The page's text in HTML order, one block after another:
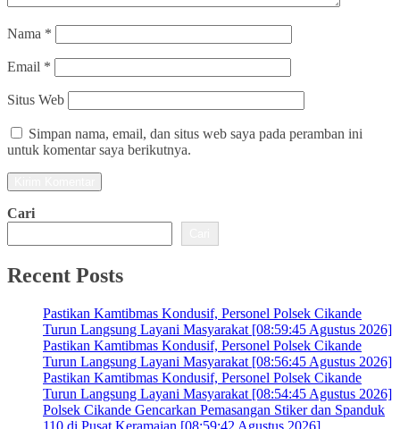
Nama *
Email *
Situs Web
Simpan nama, email, dan situs web saya pada peramban ini
untuk komentar saya berikutnya.
Cari
Recent Posts
Pastikan Kamtibmas Kondusif, Personel Polsek Cikande
Turun Langsung Layani Masyarakat [08:59:45 Agustus 2026]
Pastikan Kamtibmas Kondusif, Personel Polsek Cikande
Turun Langsung Layani Masyarakat [08:56:45 Agustus 2026]
Pastikan Kamtibmas Kondusif, Personel Polsek Cikande
Turun Langsung Layani Masyarakat [08:54:45 Agustus 2026]
Polsek Cikande Gencarkan Pemasangan Stiker dan Spanduk
110 di Pusat Keramaian [08:59:42 Agustus 2026]